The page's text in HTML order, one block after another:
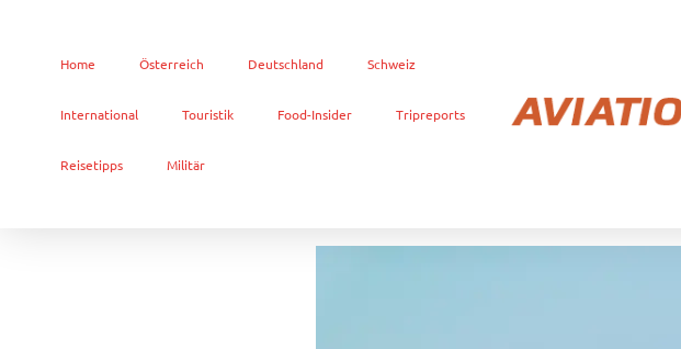
Home Österreich Deutschland Schweiz
International Touristik Food-Insider Tripreports
Reisetipps Militär